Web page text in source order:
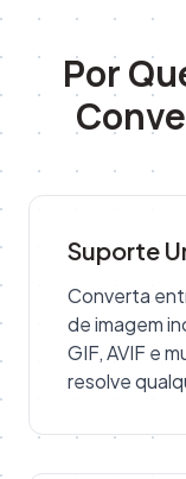
Por
Suporte
Converta
de imagem
GIF, AVIF e
resolve